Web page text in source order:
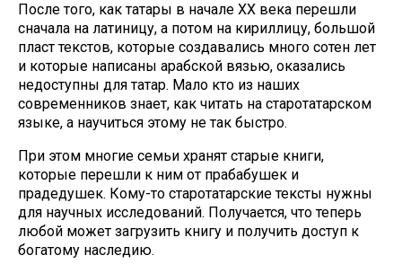
После того, как татары в начале ХХ века перешли
сначала на латиницу, а потом на кириллицу, большой
пласт текстов, которые создавались много сотен лет
и которые написаны арабской вязью, оказались
недоступны для татар. Мало кто из наших
современников знает, как читать на старотатарском
языке, а научиться этому не так быстро.
При этом многие семьи хранят старые книги,
которые перешли к ним от прабабушек и
прадедушек. Кому-то старотатарские тексты нужны
для научных исследований. Получается, что теперь
любой может загрузить книгу и получить доступ к
богатому наследию.